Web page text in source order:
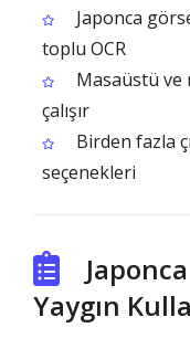
Japonca
toplu OCR
Masaüstü ve
çalışır
Birden fazla
seçenekleri
Yaygın